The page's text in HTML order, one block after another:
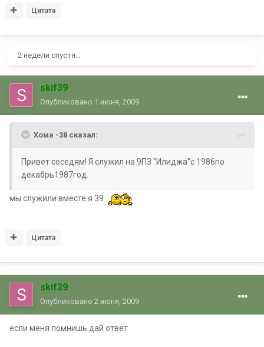
Цитата
2 недели спустя...
skif39
Опубликовано 1 июня, 2009
Хома -38 сказал:
Привет соседям! Я служил на 9ПЗ "Илиджа"с 1986по
декабрь1987год.
мы служили вместе я 39
Цитата
skif39
Опубликовано 2 июня, 2009
если меня помнишь дай ответ